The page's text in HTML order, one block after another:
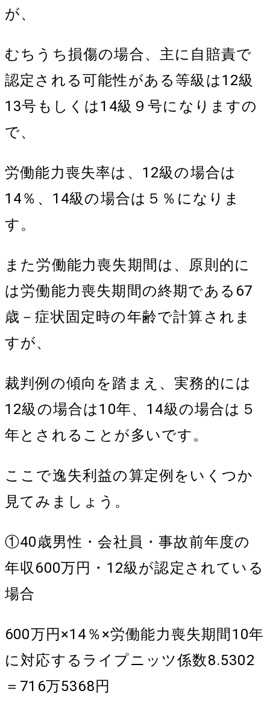
が、
むちうち損傷の場合、主に自賠責で
認定される可能性がある等級は12級
13号もしくは14級９号になりますの
で、
労働能力喪失率は、12級の場合は
14％、14級の場合は５％になりま
す。
また労働能力喪失期間は、原則的に
は労働能力喪失期間の終期である67
歳－症状固定時の年齢で計算されま
すが、
裁判例の傾向を踏まえ、実務的には
12級の場合は10年、14級の場合は５
年とされることが多いです。
ここで逸失利益の算定例をいくつか
見てみましょう。
①40歳男性・会社員・事故前年度の
年収600万円・12級が認定されている
場合
600万円×14％×労働能力喪失期間10年
に対応するライプニッツ係数8.5302
＝716万5368円